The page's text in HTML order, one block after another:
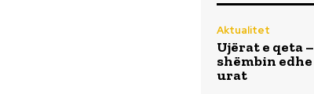
Aktualitet
Ujërat e qeta –
shëmbin edhe
urat